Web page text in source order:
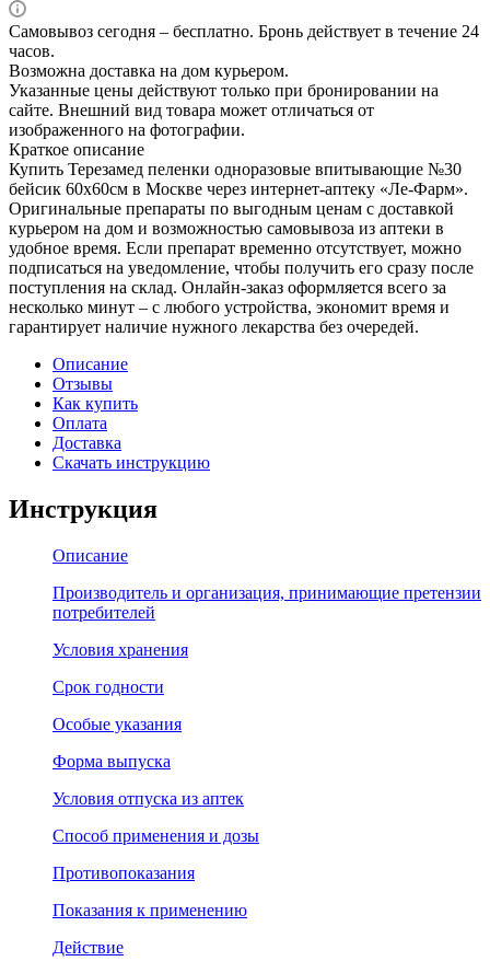
Самовывоз сегодня – бесплатно. Бронь действует в течение 24
часов.
Возможна доставка на дом курьером.
Указанные цены действуют только при бронировании на
сайте. Внешний вид товара может отличаться от
изображенного на фотографии.
Краткое описание
Купить Терезамед пеленки одноразовые впитывающие №30
бейсик 60х60см в Москве через интернет-аптеку «Ле-Фарм».
Оригинальные препараты по выгодным ценам с доставкой
курьером на дом и возможностью самовывоза из аптеки в
удобное время. Если препарат временно отсутствует, можно
подписаться на уведомление, чтобы получить его сразу после
поступления на склад. Онлайн-заказ оформляется всего за
несколько минут – с любого устройства, экономит время и
гарантирует наличие нужного лекарства без очередей.
Описание
Отзывы
Как купить
Оплата
Доставка
Скачать инструкцию
Инструкция
Описание
Производитель и организация, принимающие претензии
потребителей
Условия хранения
Срок годности
Особые указания
Форма выпуска
Условия отпуска из аптек
Способ применения и дозы
Противопоказания
Показания к применению
Действие